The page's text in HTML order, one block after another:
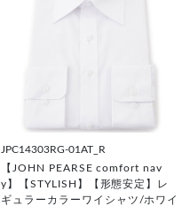
JPC14303RG-01AT_R
【JOHN PEARSE comfort nav
y】【STYLISH】【形態安定】レ
ギュラーカラーワイシャツ/ホワイ